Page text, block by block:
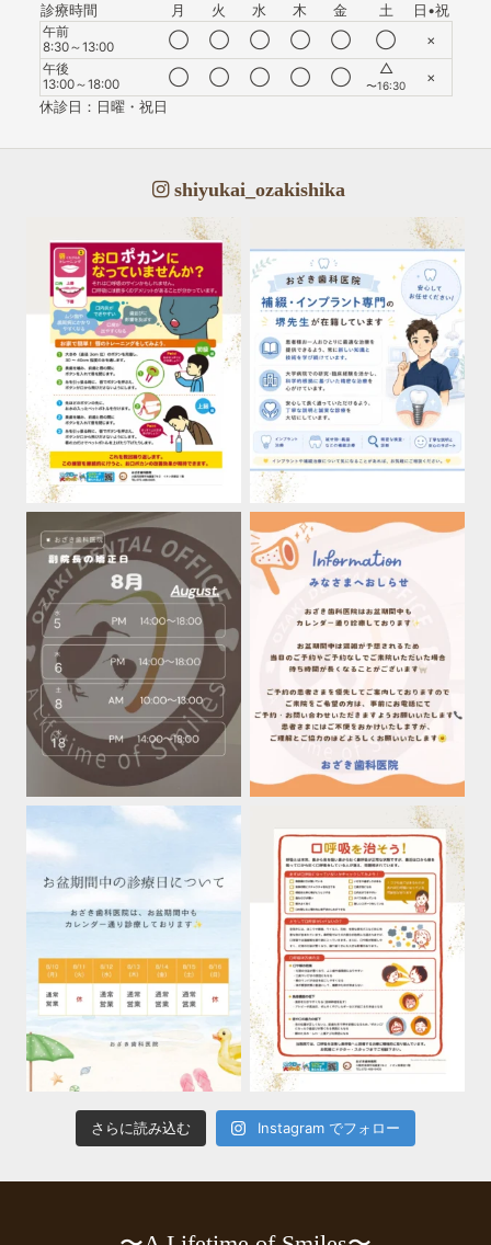
診療時間 月 火 水 木 金 土 日•祝
午前
8:30～13:00
◯ ◯ ◯ ◯ ◯ ◯ ×
午後
13:00～18:00
◯ ◯ ◯ ◯ ◯ △
〜16:30
×
休診日：日曜・祝日
shiyukai_ozakishika
さらに読み込む Instagram でフォロー